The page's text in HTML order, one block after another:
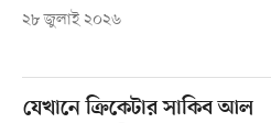
২৮ জুলাই ২০২৬
যেখানে ক্রিকেটার সাকিব আল